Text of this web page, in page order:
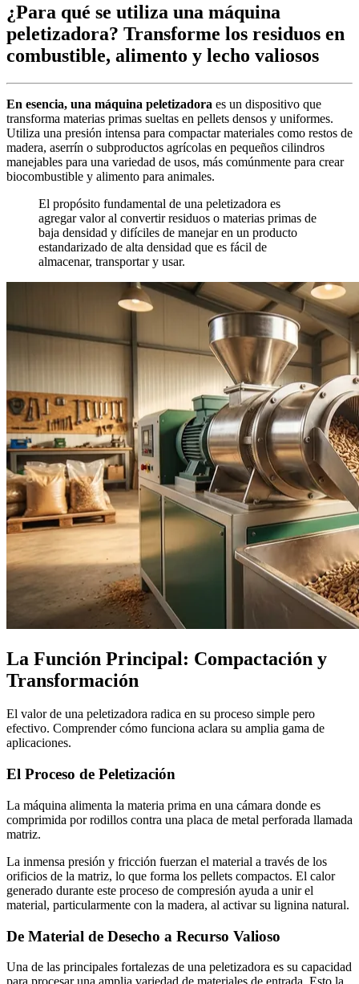
¿Para qué se utiliza una máquina
peletizadora? Transforme los residuos en
combustible, alimento y lecho valiosos
En esencia, una máquina peletizadora es un dispositivo que
transforma materias primas sueltas en pellets densos y uniformes.
Utiliza una presión intensa para compactar materiales como restos de
madera, aserrín o subproductos agrícolas en pequeños cilindros
manejables para una variedad de usos, más comúnmente para crear
biocombustible y alimento para animales.
El propósito fundamental de una peletizadora es
agregar valor al convertir residuos o materias primas de
baja densidad y difíciles de manejar en un producto
estandarizado de alta densidad que es fácil de
almacenar, transportar y usar.
La Función Principal: Compactación y
Transformación
El valor de una peletizadora radica en su proceso simple pero
efectivo. Comprender cómo funciona aclara su amplia gama de
aplicaciones.
El Proceso de Peletización
La máquina alimenta la materia prima en una cámara donde es
comprimida por rodillos contra una placa de metal perforada llamada
matriz.
La inmensa presión y fricción fuerzan el material a través de los
orificios de la matriz, lo que forma los pellets compactos. El calor
generado durante este proceso de compresión ayuda a unir el
material, particularmente con la madera, al activar su lignina natural.
De Material de Desecho a Recurso Valioso
Una de las principales fortalezas de una peletizadora es su capacidad